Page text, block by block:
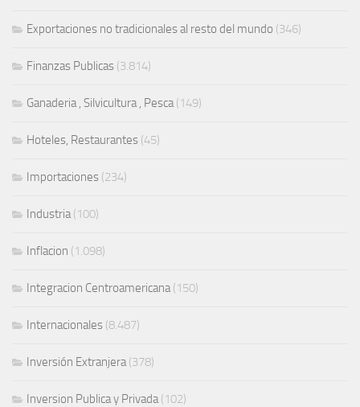
Exportaciones no tradicionales al resto del mundo (346)
Finanzas Publicas (3.814)
Ganaderia , Silvicultura , Pesca (149)
Hoteles, Restaurantes (45)
Importaciones (234)
Industria (100)
Inflacion (1.098)
Integracion Centroamericana (150)
Internacionales (8.487)
Inversión Extranjera (378)
Inversion Publica y Privada (102)